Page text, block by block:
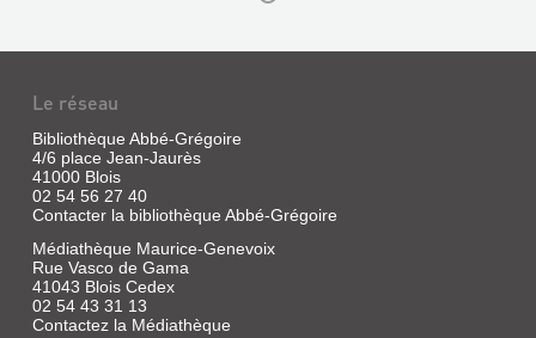
LE
RÈGNE
DE
LA
QUANTITÉ
ET
LES
SIGNES
DES
CORRESPONDANCE
DE
PAUL
LECOUR
À
Le réseau
Bibliothèque Abbé-Grégoire
4/6 place Jean-Jaurès
41000 Blois
02 54 56 27 40
Contacter la bibliothèque Abbé-Grégoire
Médiathèque Maurice-Genevoix
Rue Vasco de Gama
41043 Blois Cedex
02 54 43 31 13
Contactez la Médiathèque